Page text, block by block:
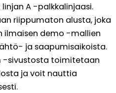
A -palkkalinjaasi.
​​riippumaton alusta, joka
ilmaisen demo -mallien
ja saapumisaikoista.
-sivustosta toimitetaan
ja voit nauttia